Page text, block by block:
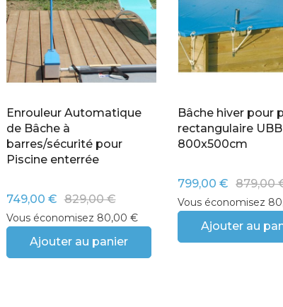
Enrouleur Automatique
de Bâche à
barres/sécurité pour
Piscine enterrée
749,00 € 829,00 €
Vous économisez 80,00 €
Ajouter au panier
Bâche hiver pour
rectangulaire
800x500cm
799,00 € 879,00
Vous économisez
Ajouter au